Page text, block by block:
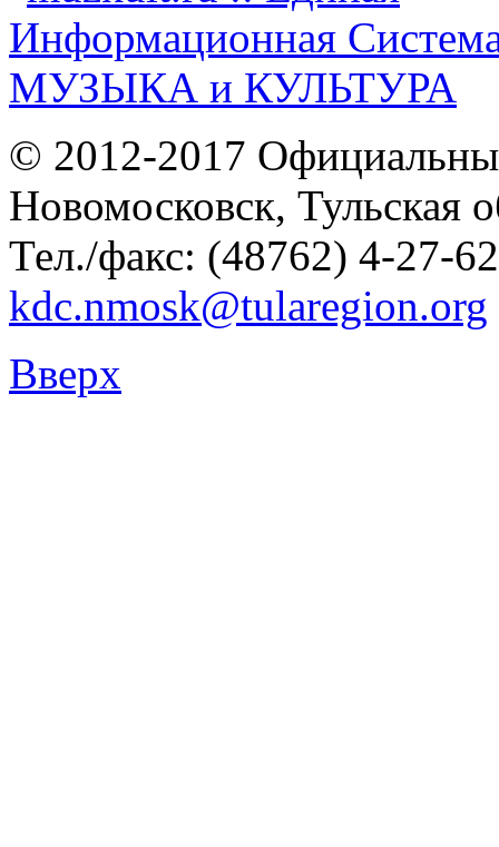
© 2012-2017
Новомосковск, Тульская
Тел./факс: (48762) 4-27-
kdc.nmosk@tularegion.org
Вверх